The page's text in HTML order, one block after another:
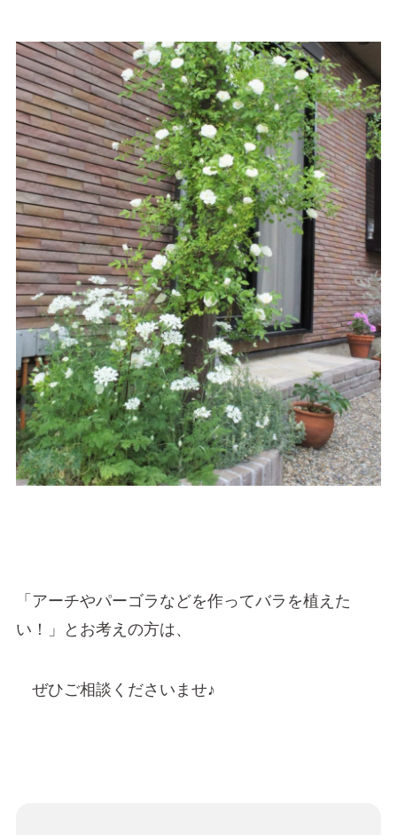
「アーチやパーゴラなどを作ってバラを植えた
い！」とお考えの方は、
ぜひご相談くださいませ♪